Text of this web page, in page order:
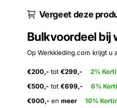
Vergeet deze
Bulkvoordeel bij
Op Werkkleding.com krijgt u
€200,-tot €299,-
2%
€500,-tot €699,-
6%
€900,-en meer 10%